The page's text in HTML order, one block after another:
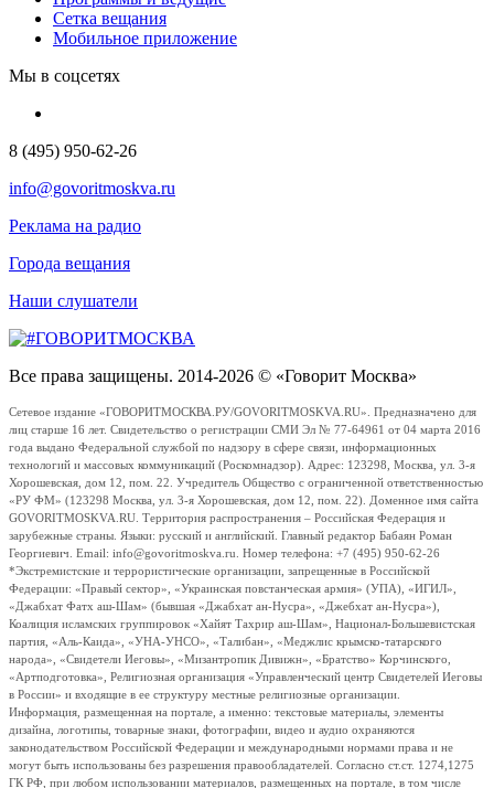
Сетка вещания
Мобильное приложение
Мы в соцсетях
8 (495) 950-62-26
info@govoritmoskva.ru
Реклама на радио
Города вещания
Наши слушатели
Все права защищены. 2014-2026 © «Говорит Москва»
Сетевое издание «ГОВОРИТМОСКВА.РУ/GOVORITMOSKVA.RU». Предназначено для
лиц старше 16 лет. Свидетельство о регистрации СМИ Эл № 77-64961 от 04 марта 2016
года выдано Федеральной службой по надзору в сфере связи, информационных
технологий и массовых коммуникаций (Роскомнадзор). Адрес: 123298, Москва, ул. 3-я
Хорошевская, дом 12, пом. 22. Учредитель Общество с ограниченной ответственностью
«РУ ФМ» (123298 Москва, ул. 3-я Хорошевская, дом 12, пом. 22). Доменное имя сайта
GOVORITMOSKVA.RU. Территория распространения – Российская Федерация и
зарубежные страны. Языки: русский и английский. Главный редактор Бабаян Роман
Георгиевич. Email: info@govoritmoskva.ru. Номер телефона: +7 (495) 950-62-26
*Экстремистские и террористические организации, запрещенные в Российской
Федерации: «Правый сектор», «Украинская повстанческая армия» (УПА), «ИГИЛ»,
«Джабхат Фатх аш-Шам» (бывшая «Джабхат ан-Нусра», «Джебхат ан-Нусра»),
Коалиция исламских группировок «Хайят Тахрир аш-Шам», Национал-Большевистская
партия, «Аль-Каида», «УНА-УНСО», «Талибан», «Меджлис крымско-татарского
народа», «Свидетели Иеговы», «Мизантропик Дивижн», «Братство» Корчинского,
«Артподготовка», Религиозная организация «Управленческий центр Свидетелей Иеговы
в России» и входящие в ее структуру местные религиозные организации.
Информация, размещенная на портале, а именно: текстовые материалы, элементы
дизайна, логотипы, товарные знаки, фотографии, видео и аудио охраняются
законодательством Российской Федерации и международными нормами права и не
могут быть использованы без разрешения правообладателей. Согласно ст.ст. 1274,1275
ГК РФ, при любом использовании материалов, размещенных на портале, в том числе